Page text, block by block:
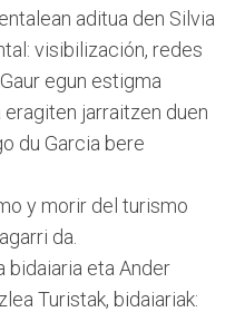
aditua den Silvia
visibilización, redes
egun estigma
jarraitzen duen
du Garcia bere
y morir del turismo
da.
bidaiaria eta Ander
Turistak, bidaiariak: